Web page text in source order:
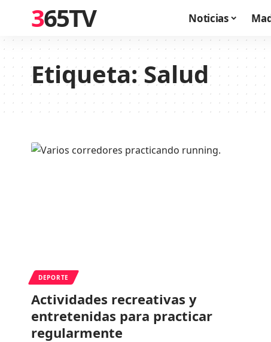
365TV Noticias
Etiqueta:Salud
DEPORTE
Actividades recreativas y
entretenidas para practicar
regularmente